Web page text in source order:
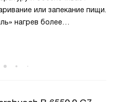
или запекание пищи.
нагрев более